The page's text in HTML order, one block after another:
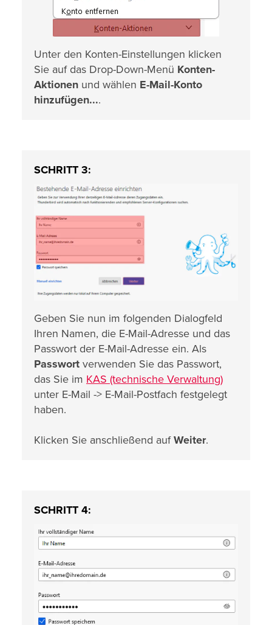
Unter den Konten-Einstellungen klicken
Sie auf das Drop-Down-Menü Konten-
Aktionen und wählen E-Mail-Konto
hinzufügen....
SCHRITT 3:
Geben Sie nun im folgenden Dialogfeld
Ihren Namen, die E-Mail-Adresse und das
Passwort der E-Mail-Adresse ein. Als
Passwort verwenden Sie das Passwort,
das Sie im KAS (technische Verwaltung)
unter E-Mail -> E-Mail-Postfach festgelegt
haben.
Klicken Sie anschließend aufWeiter.
SCHRITT 4: